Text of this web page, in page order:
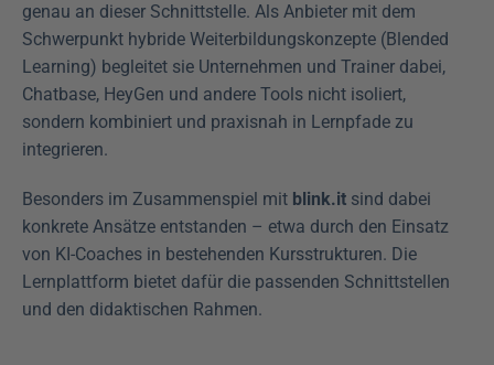
genau an dieser Schnittstelle. Als Anbieter mit dem
Schwerpunkt hybride Weiterbildungskonzepte (Blended
Learning) begleitet sie Unternehmen und Trainer dabei,
Chatbase, HeyGen und andere Tools nicht isoliert,
sondern kombiniert und praxisnah in Lernpfade zu
integrieren.
Besonders im Zusammenspiel mit blink.it sind dabei
konkrete Ansätze entstanden – etwa durch den Einsatz
von KI-Coaches in bestehenden Kursstrukturen. Die
Lernplattform bietet dafür die passenden Schnittstellen
und den didaktischen Rahmen.